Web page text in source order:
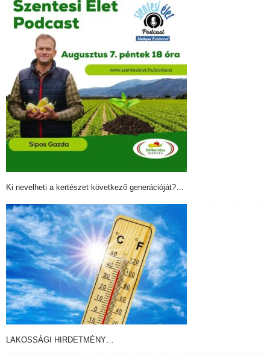
Ki nevelheti a kertészet következő generációját?…
LAKOSSÁGI HIRDETMÉNY…